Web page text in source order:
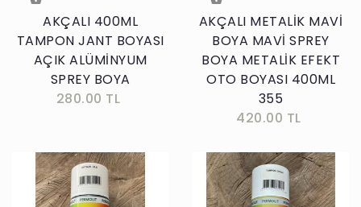
AKÇALI 400ML
TAMPON JANT BOYASI
AÇIK ALÜMİNYUM
SPREY BOYA
280.00 TL
AKÇALI METALİK MAVİ
BOYA MAVİ SPREY
BOYA METALİK EFEKT
OTO BOYASI 400ML
355
420.00 TL